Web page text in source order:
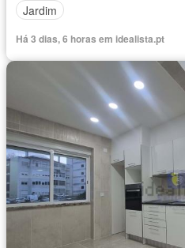
Jardim
Há 3 dias, 6 horas em idealista.pt